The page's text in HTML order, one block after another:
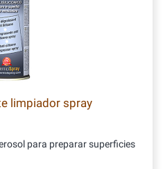
limpiador spray
para preparar superficies